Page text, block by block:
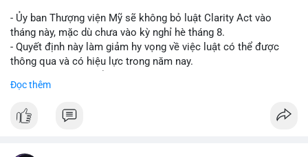
- Ủy ban Thượng viện Mỹ sẽ không bỏ luật Clarity Act vào
tháng này, mặc dù chưa vào kỳ nghỉ hè tháng 8.
- Quyết định này làm giảm hy vọng về việc luật có thể được
thông qua và có hiệu lực trong năm nay.
mục chứng chỉ cho tài sản số tại Mỹ.
và phát triển thị trường crypto tại Mỹ.
Đọc thêm